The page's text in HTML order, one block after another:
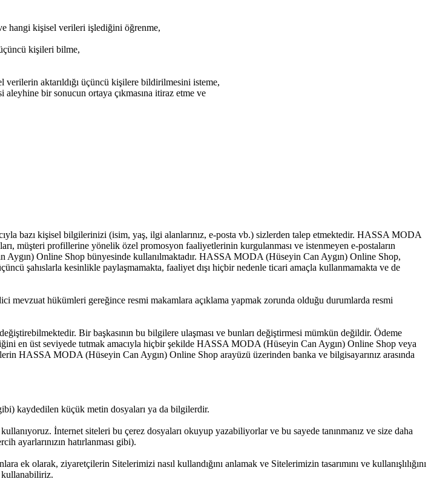
hangi kişisel verileri işlediğini öğrenme,
kişileri bilme,
aktarıldığı üçüncü kişilere bildirilmesini isteme,
bir sonucun ortaya çıkmasına itiraz etme ve
bazı kişisel bilgilerinizi (isim, yaş, ilgi alanlarınız, e-posta vb.) sizlerden talep etmektedir. HASSA MODA
müşteri profillerine yönelik özel promosyon faaliyetlerinin kurgulanması ve istenmeyen e-postaların
Aygın) Online Shop bünyesinde kullanılmaktadır. HASSA MODA (Hüseyin Can Aygın) Online Shop,
şahıslarla kesinlikle paylaşmamakta, faaliyet dışı hiçbir nedenle ticari amaçla kullanmamakta ve de
hükümleri gereğince resmi makamlara açıklama yapmak zorunda olduğu durumlarda resmi
Bir başkasının bu bilgilere ulaşması ve bunları değiştirmesi mümkün değildir. Ödeme
en üst seviyede tutmak amacıyla hiçbir şekilde HASSA MODA (Hüseyin Can Aygın) Online Shop veya
HASSA MODA (Hüseyin Can Aygın) Online Shop arayüzü üzerinden banka ve bilgisayarınız arasında
kaydedilen küçük metin dosyaları ya da bilgilerdir.
İnternet siteleri bu çerez dosyaları okuyup yazabiliyorlar ve bu sayede tanınmanız ve size daha
ayarlarınızın hatırlanması gibi).
ek olarak, ziyaretçilerin Sitelerimizi nasıl kullandığını anlamak ve Sitelerimizin tasarımını ve kullanışlılığını
kullanabiliriz.